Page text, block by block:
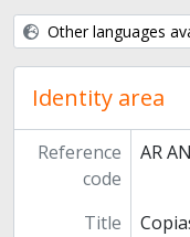
Other languages
Identity area
Reference
code
AR
Title